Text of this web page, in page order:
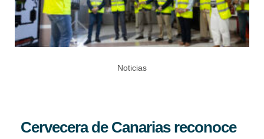
Noticias
Cervecera de Canarias reconoce